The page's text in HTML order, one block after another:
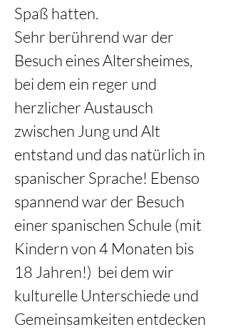
Spaß hatten.
Sehr berührend war der
Besuch eines Altersheimes,
bei dem ein reger und
herzlicher Austausch
zwischen Jung und Alt
entstand und das natürlich in
spanischer Sprache! Ebenso
spannend war der Besuch
einer spanischen Schule (mit
Kindern von 4 Monaten bis
18 Jahren!)  bei dem wir
kulturelle Unterschiede und
Gemeinsamkeiten entdecken